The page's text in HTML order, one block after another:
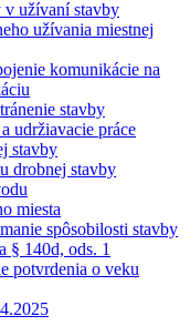
v užívaní stavby
užívania miestnej
komunikácie na
stavby
udržiavacie práce
stavby
drobnej stavby
miesta
spôsobilosti stavby
§ 140d, ods. 1
potvrdenia o veku